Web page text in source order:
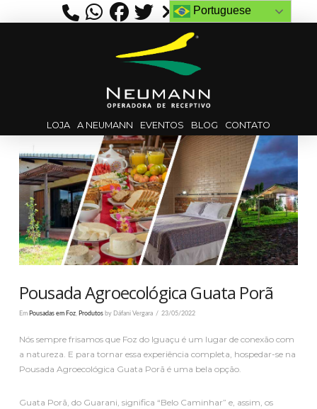
LOJA A NEUMANN EVENTOS BLOG CONTATO
Pousada Agroecológica Guata Porã
Em Pousadas em Foz, Produtosby Dáfani Vergara 23/05/2022
Nós sempre frisamos que Foz do Iguaçu é um lugar de conexão com
a natureza. E para tornar essa experiência completa, hospedar-se na
Pousada Agroecológica Guata Porã é uma bela opção.
Guata Porã, do Guarani, significa “Belo Caminhar” e, assim, os
Portuguese